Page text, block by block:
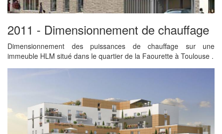
2011 - Dimensionnement de chauffage
Dimensionnement des puissances de chauffage sur une
immeuble HLM situé dans le quartier de la Faourette à Toulouse .